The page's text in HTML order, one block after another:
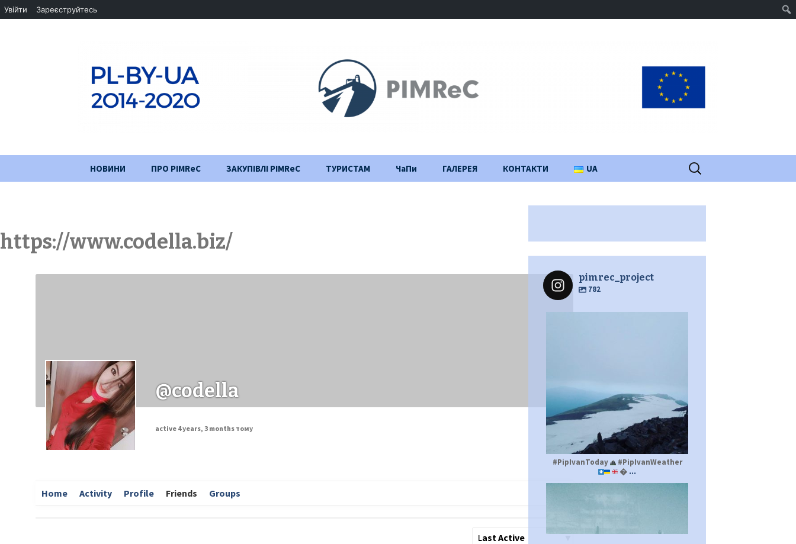
НОВИНИ ПРО PIMReC
Хід проекту
Заходи
ЗАКУПІВЛІ PIMReC ТУРИСТАМ ЧаПи ГАЛЕРЕЯ КОНТАКТИ UA Пошук:
https://www.codella.biz/
@codella
active 4 years, 3 months тому
Home Activity Profile Friends Groups
pimrec_project
782
#PipIvanToday
#PipIvanWeather
 ...
Увійти Зареєструйтесь